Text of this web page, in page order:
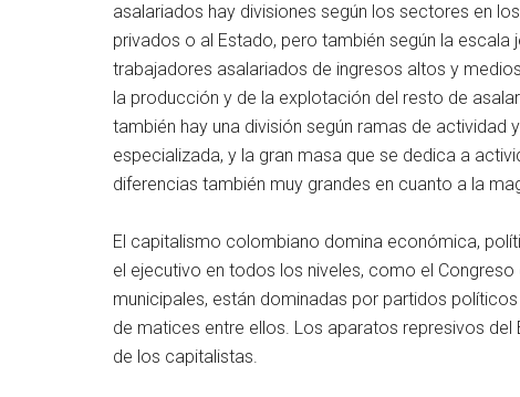
asalariados hay divisiones según los sectores en
privados o al Estado, pero también según la escala
trabajadores asalariados de ingresos altos y
la producción y de la explotación del resto de
también hay una división según ramas de
especializada, y la gran masa que se dedica a
diferencias también muy grandes en cuanto a la
El capitalismo colombiano domina económica,
el ejecutivo en todos los niveles, como el
municipales, están dominadas por partidos
de matices entre ellos. Los aparatos represivos
de los capitalistas.